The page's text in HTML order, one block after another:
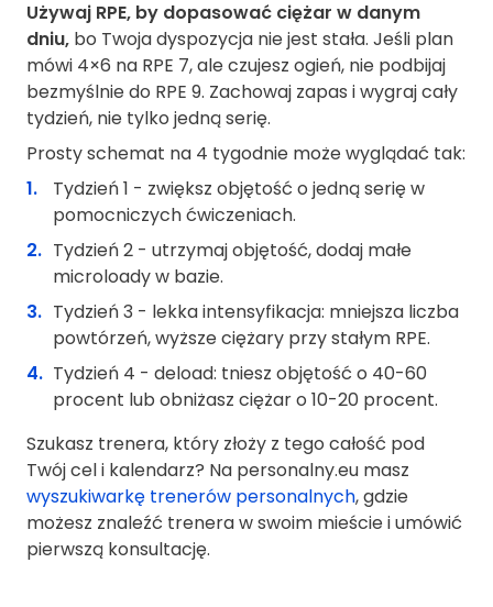
Używaj RPE, by dopasować ciężar w danym
dniu, bo Twoja dyspozycja nie jest stała. Jeśli plan
mówi 4×6 na RPE 7, ale czujesz ogień, nie podbijaj
bezmyślnie do RPE 9. Zachowaj zapas i wygraj cały
tydzień, nie tylko jedną serię.
Prosty schemat na 4 tygodnie może wyglądać tak:
Tydzień 1 - zwiększ objętość o jedną serię w
pomocniczych ćwiczeniach.
Tydzień 2 - utrzymaj objętość, dodaj małe
microloady w bazie.
Tydzień 3 - lekka intensyfikacja: mniejsza liczba
powtórzeń, wyższe ciężary przy stałym RPE.
Tydzień 4 - deload: tniesz objętość o 40-60
procent lub obniżasz ciężar o 10-20 procent.
Szukasz trenera, który złoży z tego całość pod
Twój cel i kalendarz? Na personalny.eu masz
wyszukiwarkę trenerów personalnych, gdzie
możesz znaleźć trenera w swoim mieście i umówić
pierwszą konsultację.